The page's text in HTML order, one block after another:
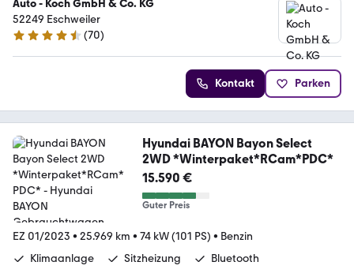
Auto - Koch GmbH & Co. KG
52249 Eschweiler
4.6 Sterne
(70)
Kontakt Parken
Hyundai BAYON Bayon Select
2WD *Winterpaket*RCam*PDC*
15.590 €
Guter Preis
EZ 01/2023 • 25.969 km • 74 kW (101 PS) • Benzin
Klimaanlage
Sitzheizung Bluetooth